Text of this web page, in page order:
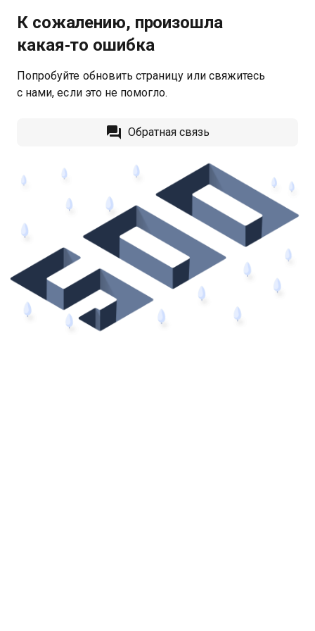
К сожалению, произошла
какая‑то ошибка
Попробуйте обновить страницу или свяжитесь
с нами, если это не помогло.
Обратная связь